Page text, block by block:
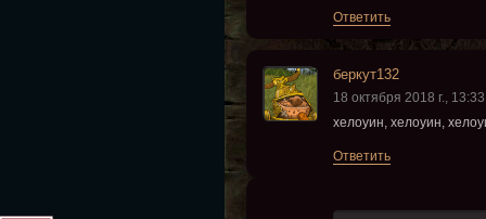
Ответить
беркут132
18 октября 2018 г., 13:33
хелоуин, хелоуин,
Ответить